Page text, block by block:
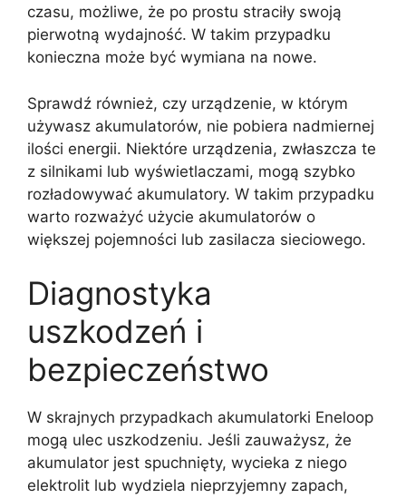
czasu, możliwe, że po prostu straciły swoją
pierwotną wydajność. W takim przypadku
konieczna może być wymiana na nowe.
Sprawdź również, czy urządzenie, w którym
używasz akumulatorów, nie pobiera nadmiernej
ilości energii. Niektóre urządzenia, zwłaszcza te
z silnikami lub wyświetlaczami, mogą szybko
rozładowywać akumulatory. W takim przypadku
warto rozważyć użycie akumulatorów o
większej pojemności lub zasilacza sieciowego.
Diagnostyka
uszkodzeń i
bezpieczeństwo
W skrajnych przypadkach akumulatorki Eneloop
mogą ulec uszkodzeniu. Jeśli zauważysz, że
akumulator jest spuchnięty, wycieka z niego
elektrolit lub wydziela nieprzyjemny zapach,